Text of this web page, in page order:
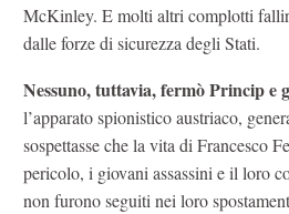
McKinley. E molti altri complotti
dalle forze di sicurezza degli Stati.
Nessuno, tuttavia, fermò Princip e
l’apparato spionistico austriaco,
sospettasse che la vita di Francesco
pericolo, i giovani assassini e il loro
non furono seguiti nei loro